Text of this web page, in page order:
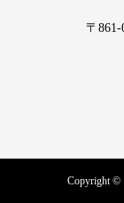
〒
Copyright ©